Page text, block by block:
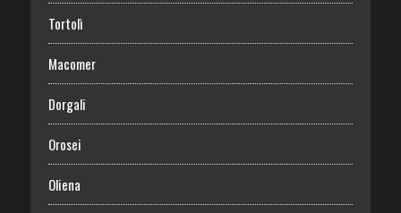
Tortolì
Macomer
Dorgali
Orosei
Oliena